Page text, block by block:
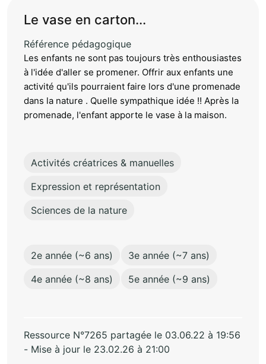
Le vase en carton...
Référence pédagogique
Les enfants ne sont pas toujours très enthousiastes
à l'idée d'aller se promener. Offrir aux enfants une
activité qu'ils pourraient faire lors d'une promenade
dans la nature . Quelle sympathique idée !! Après la
promenade, l'enfant apporte le vase à la maison.
Activités créatrices & manuelles
Expression et représentation
Sciences de la nature
2e année (~6 ans)
3e année (~7 ans)
4e année (~8 ans)
5e année (~9 ans)
Ressource N°7265 partagée le 03.06.22 à 19:56
- Mise à jour le 23.02.26 à 21:00